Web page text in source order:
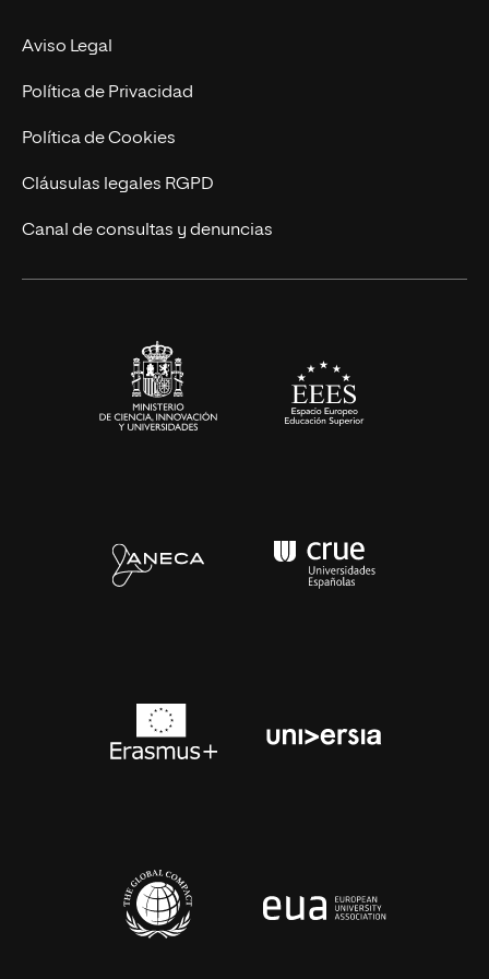
Experto Universitario
Postgrados
Cursos Universitarios
Nuestro Equipo
Trabaja en UNIR
Actualidad
UNIR Revista
Eventos
Aviso Legal
Política de Privacidad
Política de Cookies
Cláusulas legales RGPD
Canal de consultas y denuncias